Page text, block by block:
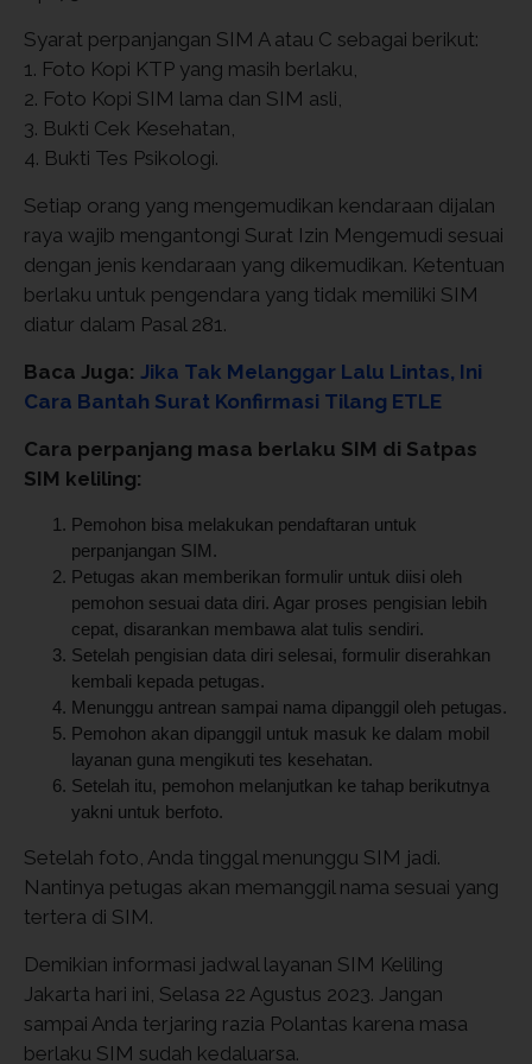
Syarat perpanjangan SIM A atau C sebagai berikut:
1. Foto Kopi KTP yang masih berlaku,
2. Foto Kopi SIM lama dan SIM asli,
3. Bukti Cek Kesehatan,
4. Bukti Tes Psikologi.
Setiap orang yang mengemudikan kendaraan dijalan
raya wajib mengantongi Surat Izin Mengemudi sesuai
dengan jenis kendaraan yang dikemudikan. Ketentuan
berlaku untuk pengendara yang tidak memiliki SIM
diatur dalam Pasal 281.
Baca Juga: Jika Tak Melanggar Lalu Lintas, Ini
Cara Bantah Surat Konfirmasi Tilang ETLE
Cara perpanjang masa berlaku SIM di Satpas
SIM keliling:
Pemohon bisa melakukan pendaftaran untuk
perpanjangan SIM.
Petugas akan memberikan formulir untuk diisi oleh
pemohon sesuai data diri. Agar proses pengisian lebih
cepat, disarankan membawa alat tulis sendiri.
Setelah pengisian data diri selesai, formulir diserahkan
kembali kepada petugas.
Menunggu antrean sampai nama dipanggil oleh petugas.
Pemohon akan dipanggil untuk masuk ke dalam mobil
layanan guna mengikuti tes kesehatan.
Setelah itu, pemohon melanjutkan ke tahap berikutnya
yakni untuk berfoto.
Setelah foto, Anda tinggal menunggu SIM jadi.
Nantinya petugas akan memanggil nama sesuai yang
tertera di SIM.
Demikian informasi jadwal layanan SIM Keliling
Jakarta hari ini, Selasa 22 Agustus 2023. Jangan
sampai Anda terjaring razia Polantas karena masa
berlaku SIM sudah kedaluarsa.